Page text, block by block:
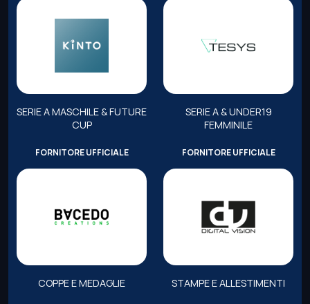
SERIE A MASCHILE & FUTURE
CUP
SERIE A & UNDER19
FEMMINILE
FORNITORE UFFICIALE
COPPE E MEDAGLIE
FORNITORE UFFICIALE
STAMPE E ALLESTIMENTI